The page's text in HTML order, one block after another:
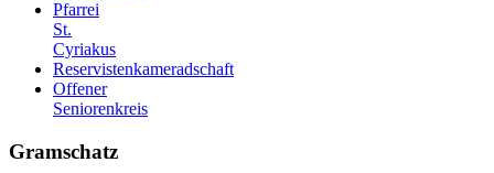
Pfarrei
St.
Cyriakus
Reservistenkameradschaft
Offener
Seniorenkreis
Gramschatz